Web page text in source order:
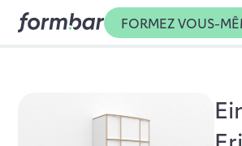
FORMEZ VOUS-